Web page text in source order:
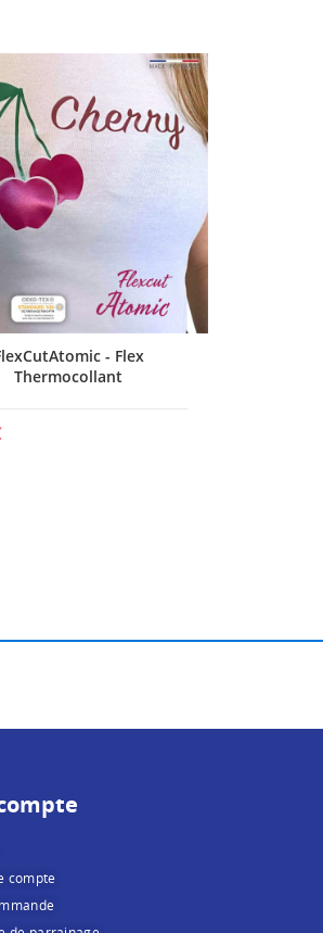
- Flex
Thermocollant
compte